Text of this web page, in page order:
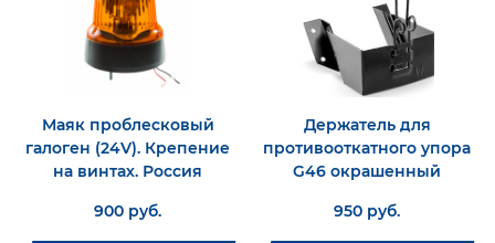
Маяк проблесковый
галоген (24V). Крепение
на винтах. Россия
900 руб.
Держатель для
противооткатного упора
G46 окрашенный
950 руб.